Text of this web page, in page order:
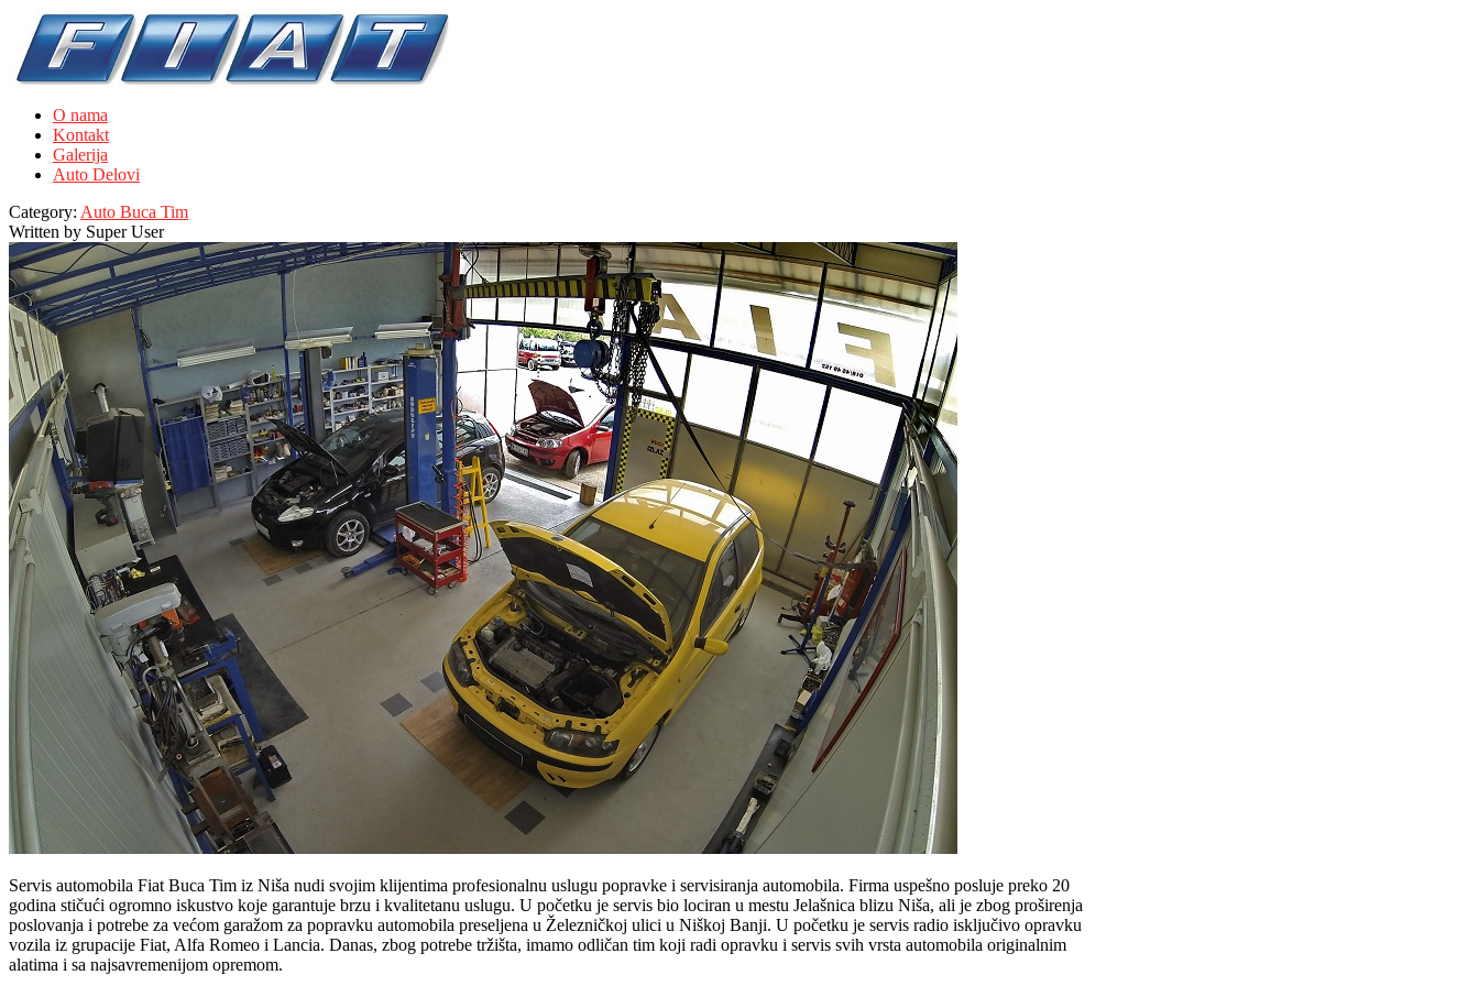
O nama
Kontakt
Galerija
Auto Delovi
Category: Auto Buca Tim
Written by Super User
Servis automobila Fiat Buca Tim iz Niša nudi svojim klijentima profesionalnu uslugu popravke i servisiranja automobila. Firma uspešno posluje preko 20
godina stičući ogromno iskustvo koje garantuje brzu i kvalitetanu uslugu. U početku je servis bio lociran u mestu Jelašnica blizu Niša, ali je zbog proširenja
poslovanja i potrebe za većom garažom za popravku automobila preseljena u Železničkoj ulici u Niškoj Banji. U početku je servis radio isključivo opravku
vozila iz grupacije Fiat, Alfa Romeo i Lancia. Danas, zbog potrebe tržišta, imamo odličan tim koji radi opravku i servis svih vrsta automobila originalnim
alatima i sa najsavremenijom opremom.